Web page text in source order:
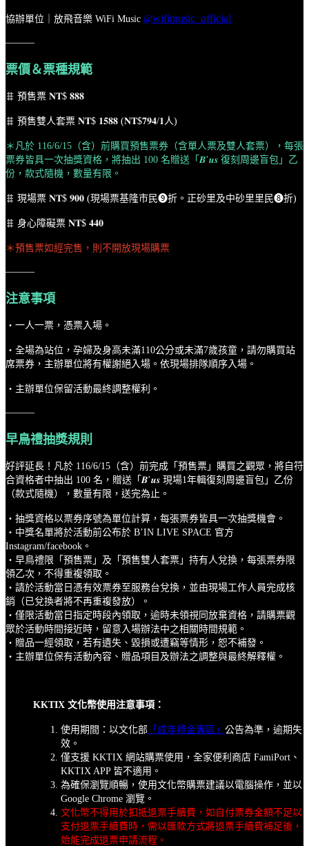
協辦單位｜放飛音樂 WiFi Music @wifimusic_official
———
票價＆票種規範
𐄰 預售票 𝐍𝐓$ 𝟖𝟖𝟖
𐄰 預售雙人套票 𝐍𝐓$ 𝟏𝟓𝟖𝟖 (𝐍𝐓$𝟕𝟗𝟒/𝟏人)
＊凡於 116/6/15（含）前購買預售票券（含單人票及雙人套票），每張
票券皆具一次抽獎資格，將抽出 100 名贈送「𝑩’𝒖𝒔 復刻周邊盲包」乙
份，款式隨機，數量有限。
𐄰 現場票 𝐍𝐓$ 𝟗𝟎𝟎 (現場票基隆市民❾折。正砂里及中砂里里民❽折)
𐄰 身心障礙票 𝐍𝐓$ 𝟒𝟒𝟎
＊預售票如經完售，則不開放現場購票
———
注意事項
・一人一票，憑票入場。
・全場為站位，孕婦及身高未滿110公分或未滿7歲孩童，請勿購買站
席票券，主辦單位將有權謝絕入場。依現場排隊順序入場。
・主辦單位保留活動最終調整權利。
———
早鳥禮抽獎規則
好評延長！凡於 116/6/15（含）前完成「預售票」購買之觀眾，將自符
合資格者中抽出 100 名，贈送「𝑩’𝒖𝒔 現場1年輯復刻周邊盲包」乙份
（款式隨機），數量有限，送完為止。
・抽獎資格以票券序號為單位計算，每張票券皆具一次抽獎機會。
・中獎名單將於活動前公布於 B’IN LIVE SPACE 官方
Instagram/facebook。
・早鳥禮限「預售票」及「預售雙人套票」持有人兌換，每張票券限
領乙次，不得重複領取。
・請於活動當日憑有效票券至服務台兌換，並由現場工作人員完成核
銷（已兌換者將不再重複發放）。
・僅限活動當日指定時段內領取，逾時未領視同放棄資格，請購票觀
眾於活動時間接近時，留意入場辦法中之相關時間規範。
・贈品一經領取，若有遺失、毀損或遭竊等情形，恕不補發。
・主辦單位保有活動內容、贈品項目及辦法之調整與最終解釋權。
KKTIX 文化幣使用注意事項：
使用期間：以文化部 「成年禮金專區」 公告為準，逾期失
效。
僅支援 KKTIX 網站購票使用，全家便利商店 FamiPort、
KKTIX APP 皆不適用。
為確保瀏覽順暢，使用文化幣購票建議以電腦操作，並以
Google Chrome 瀏覽。
文化幣不得用於扣抵退票手續費，如自付票券金額不足以
支付退票手續費時，需以匯款方式將退票手續費補足後，
始能完成退票申請流程。